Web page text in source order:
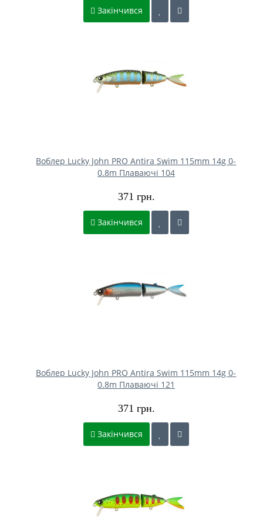
Закінчився
Воблер Lucky John PRO Antira Swim 115mm 14g 0-
0.8m Плаваючі 104
371 грн.
Закінчився
Воблер Lucky John PRO Antira Swim 115mm 14g 0-
0.8m Плаваючі 121
371 грн.
Закінчився